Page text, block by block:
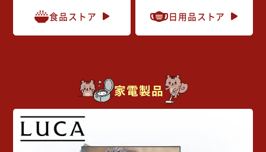
食品ストア 日用品ストア
家電製品